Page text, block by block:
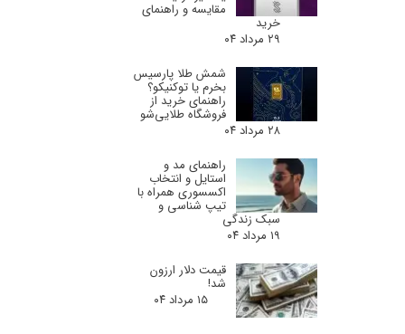
مقایسه و راهنمای
خرید
۲۹ مرداد ۰۴
شمش طلا پارسیس
بخرم یا توکنیکو؟
راهنمای خرید از
فروشگاه طلایی‌شو
۲۸ مرداد ۰۴
راهنمای مد و
استایل و انتخاب
اکسسوری همراه با
تیپ شناسی و
سبک زندگی
۱۹ مرداد ۰۴
قیمت دلار ارزون
شد!
۱۵ مرداد ۰۴